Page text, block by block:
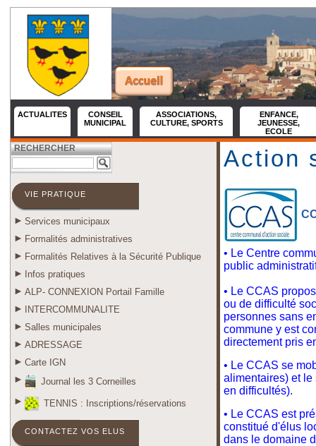
ACTUALITES
CONSEIL
MUNICIPAL
ASSOCIATIONS,
CULTURE, SPORTS
ENFANCE,
JEUNESSE,
ECOLE
RECHERCHER
VIE PRATIQUE
Services municipaux
Formalités administratives
Formalités Relatives à la Sécurité Publique
Infos pratiques
ALP- CONNEXION Portail Famille
INTERCOMMUNALITE
Salles municipales
ADRESSAGE
Carte IGN
Journal les 3 Corneilles
TENNIS : Inscriptions/réservations
CONTACTEZ VOS ELUS
Action
• Le Centre
public
• Le CCAS
ou de difficulté
personnes sans
commune y est
directement pris
• Le CCAS se
alimentaires) et
en difficultés).
• Le CCAS est
constitué d'élus
dans le domaine